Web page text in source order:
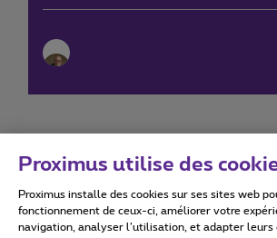
Conditions d'utilisation
Proximus utilise des
Proximus installe des cookies sur ses sites web
fonctionnement de ceux-ci, améliorer votre
navigation, analyser l’utilisation, et adapter leurs